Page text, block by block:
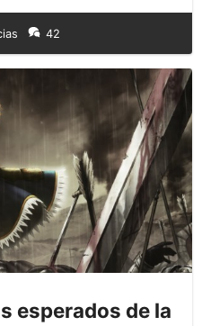
42
esperados de la